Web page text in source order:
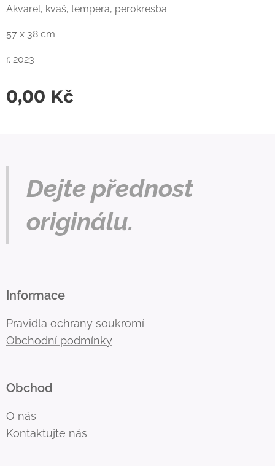
Akvarel, kvaš, tempera, perokresba
57 x 38 cm
r. 2023
0,00 Kč
Dejte přednost
originálu.
Informace
Pravidla ochrany soukromí
Obchodní podmínky
Obchod
O nás
Kontaktujte nás